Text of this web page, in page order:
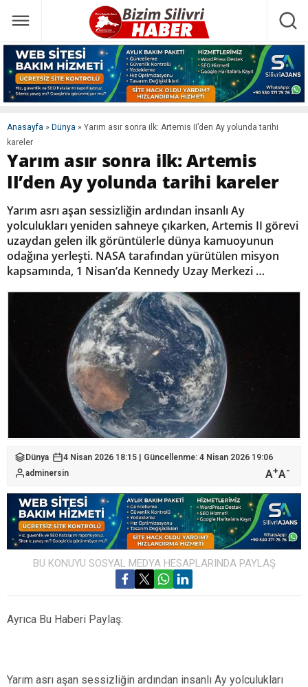
Anasayfa » Dünya » Yarım asır sonra ilk: Artemis II’den Ay yolunda tarihi
kareler
Yarım asır sonra ilk: Artemis
II’den Ay yolunda tarihi kareler
Yarım asrı aşan sessizliğin ardından insanlı Ay
yolculukları yeniden sahneye çıkarken, Artemis II görevi
uzaydan gelen ilk görüntülerle dünya kamuoyunun
odağına yerleşti. NASA tarafından yürütülen misyon
kapsamında, 1 Nisan’da Kennedy Uzay Merkezi …
Dünya
4 Nisan 2026 18:15 | Güncellenme: 4 Nisan 2026 19:06
adminersin
A+A-
BU KONUYU SOSYAL MEDYA HESAPLARINDA PAYLAŞ
Ayrıca Bu Haberi Paylaş:
Yarım asrı aşan sessizliğin ardından insanlı Ay yolculukları